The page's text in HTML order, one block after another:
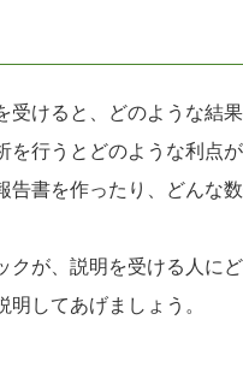
受けると、どのような結
を行うとどのような利点が
告書を作ったり、どんな
クが、説明を受ける人に
明してあげましょう。